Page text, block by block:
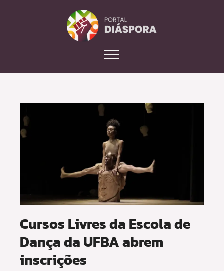
Cursos Livres da Escola de
Dança da UFBA abrem
inscrições